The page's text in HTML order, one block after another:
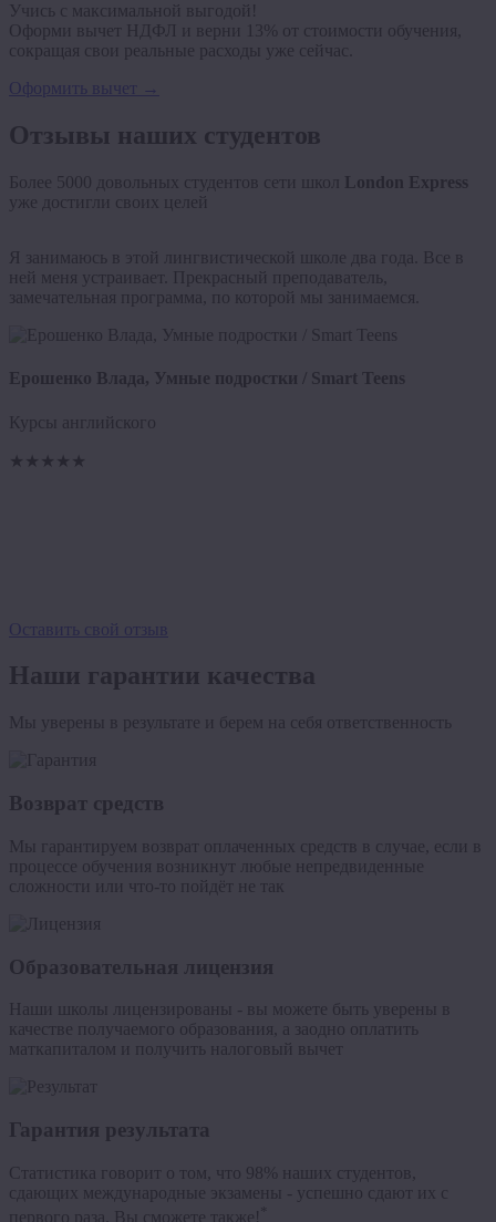
Учись с максимальной выгодой!
Оформи вычет НДФЛ и верни 13% от стоимости обучения,
сокращая свои реальные расходы уже сейчас.
Оформить вычет →
Отзывы наших студентов
Более 5000 довольных студентов сети школ
London Express
уже достигли своих целей
Я занимаюсь в этой лингвистической школе два года. Все в
ней меня устраивает. Прекрасный преподаватель,
замечательная программа, по которой мы занимаемся.
Ерошенко Влада, Умные подростки / Smart Teens
Курсы английского
★★★★★
Оставить свой отзыв
Наши гарантии качества
Мы уверены в результате и берем на себя ответственность
Возврат средств
Мы гарантируем возврат оплаченных средств в случае, если в
процессе обучения возникнут любые непредвиденные
сложности или что-то пойдёт не так
Образовательная лицензия
Наши школы лицензированы - вы можете быть уверены в
качестве получаемого образования, а заодно оплатить
маткапиталом и получить налоговый вычет
Гарантия результата
Статистика говорит о том, что 98% наших студентов,
сдающих международные экзамены - успешно сдают их с
первого раза. Вы сможете также!